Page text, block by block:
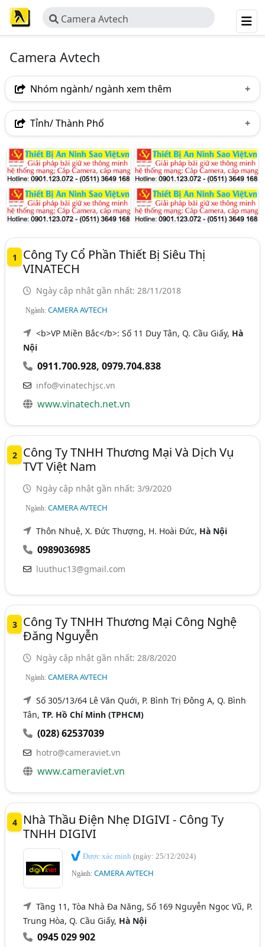
Camera Avtech
Camera Avtech
Nhóm ngành/ ngành xem thêm
Ngành nghề
Ngành xem thêm
Camera Quan Sát - Phân Phối Và Lắp Đặt Hệ Thống
Camera (1205)
Tỉnh/ Thành Phố
Hà Nội TP. Hồ Chí Minh (TPHCM)
Đồng Nai
Tp. Đà Nẵng
Bình Định
Kiên Giang
Quảng Bình
Trà Vinh
1
Công Ty Cổ Phần Thiết Bị Siêu Thị
VINATECH
Ngày cập nhật gần nhất: 28/11/2018
Ngành:CAMERA AVTECH
<b>VP Miền Bắc</b>: Số 11 Duy Tân, Q. Cầu Giấy, Hà
Nội
0911.700.928,0979.704.838
info@vinatechjsc.vn
www.vinatech.net.vn
2
Công Ty TNHH Thương Mại Và Dịch Vụ
TVT Việt Nam
Ngày cập nhật gần nhất: 3/9/2020
Ngành:CAMERA AVTECH
Thôn Nhuệ, X. Đức Thượng, H. Hoài Đức, Hà Nội
0989036985
luuthuc13@gmail.com
3
Công Ty TNHH Thương Mại Công Nghệ
Đăng Nguyễn
Ngày cập nhật gần nhất: 28/8/2020
Ngành:CAMERA AVTECH
Số 305/13/64 Lê Văn Quới, P. Bình Trị Đông A, Q. Bình
Tân,TP. Hồ Chí Minh (TPHCM)
(028) 62537039
hotro@cameraviet.vn
www.cameraviet.vn
4
Nhà Thầu Điện Nhẹ DIGIVI - Công Ty
TNHH DIGIVI
Được xác minh(ngày: 25/12/2024)
Ngành:CAMERA AVTECH
Tầng 11, Tòa Nhà Đa Năng, Số 169 Nguyễn Ngọc Vũ, P.
Trung Hòa, Q. Cầu Giấy, Hà Nội
0945 029 902